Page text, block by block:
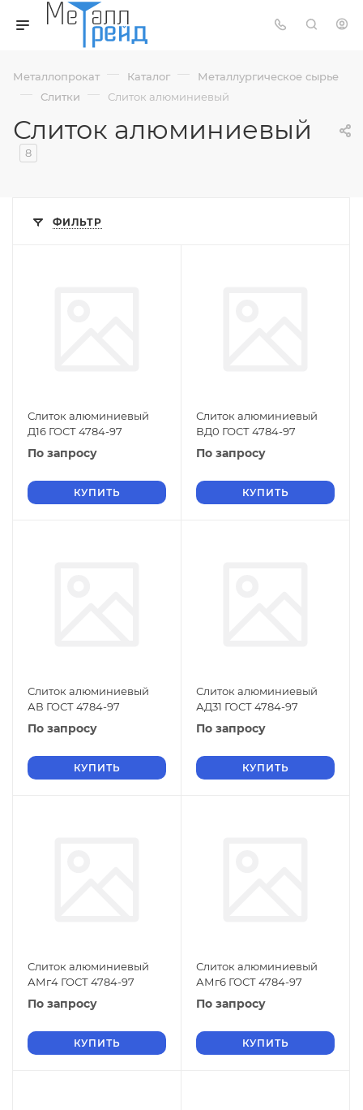
Металлопрокат — Каталог — Металлургическое сырье
— Слитки — Слиток алюминиевый
Слиток алюминиевый
8
ФИЛЬТР
Слиток алюминиевый
Д16 ГОСТ 4784-97
По запросу
КУПИТЬ
Слиток алюминиевый
ВД0 ГОСТ 4784-97
По запросу
КУПИТЬ
Слиток алюминиевый
АВ ГОСТ 4784-97
По запросу
КУПИТЬ
Слиток алюминиевый
АД31 ГОСТ 4784-97
По запросу
КУПИТЬ
Слиток алюминиевый
АМг4 ГОСТ 4784-97
По запросу
КУПИТЬ
Слиток алюминиевый
АМг6 ГОСТ 4784-97
По запросу
КУПИТЬ